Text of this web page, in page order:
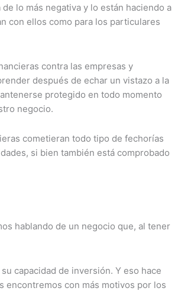
lo más negativa y lo están haciendo a
con ellos como para los particulares
contra las empresas y
después de echar un vistazo a la
protegido en todo momento
negocio.
cometieran todo tipo de fechorías
si bien también está comprobado
hablando de un negocio que, al tener
capacidad de inversión. Y eso hace
encontremos con más motivos por los